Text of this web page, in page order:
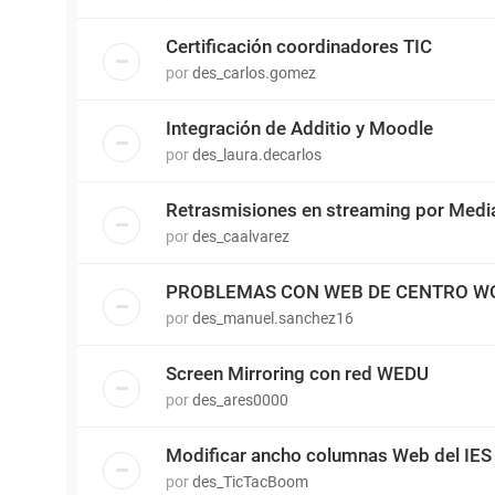
Certificación coordinadores TIC
pordes_carlos.gomez
Integración de Additio y Moodle
pordes_laura.decarlos
Retrasmisiones en streaming por
pordes_caalvarez
PROBLEMAS CON WEB DE CENTRO
pordes_manuel.sanchez16
Screen Mirroring con red WEDU
pordes_ares0000
Modificar ancho columnas Web del IES
pordes_TicTacBoom